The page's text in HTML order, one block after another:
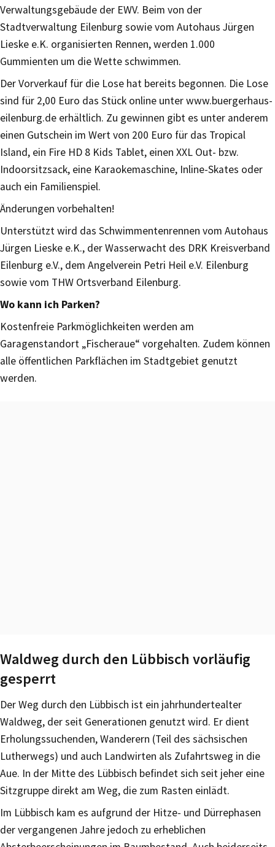
Verwaltungsgebäude der EWV. Beim von der
Stadtverwaltung Eilenburg sowie vom Autohaus Jürgen
Lieske e.K. organisierten Rennen, werden 1.000
Gummienten um die Wette schwimmen.
Der Vorverkauf für die Lose hat bereits begonnen. Die Lose
sind für 2,00 Euro das Stück online unter www.buergerhaus-
eilenburg.de erhältlich. Zu gewinnen gibt es unter anderem
einen Gutschein im Wert von 200 Euro für das Tropical
Island, ein Fire HD 8 Kids Tablet, einen XXL Out- bzw.
Indoorsitzsack, eine Karaokemaschine, Inline-Skates oder
auch ein Familienspiel.
Änderungen vorbehalten!
Unterstützt wird das Schwimmentenrennen vom Autohaus
Jürgen Lieske e.K., der Wasserwacht des DRK Kreisverband
Eilenburg e.V., dem Angelverein Petri Heil e.V. Eilenburg
sowie vom THW Ortsverband Eilenburg.
Wo kann ich Parken?
Kostenfreie Parkmöglichkeiten werden am
Garagenstandort „Fischeraue“ vorgehalten. Zudem können
alle öffentlichen Parkflächen im Stadtgebiet genutzt
werden.
Waldweg durch den Lübbisch vorläufig
gesperrt
Der Weg durch den Lübbisch ist ein jahrhundertealter
Waldweg, der seit Generationen genutzt wird. Er dient
Erholungssuchenden, Wanderern (Teil des sächsischen
Lutherwegs) und auch Landwirten als Zufahrtsweg in die
Aue. In der Mitte des Lübbisch befindet sich seit jeher eine
Sitzgruppe direkt am Weg, die zum Rasten einlädt.
Im Lübbisch kam es aufgrund der Hitze- und Dürrephasen
der vergangenen Jahre jedoch zu erheblichen